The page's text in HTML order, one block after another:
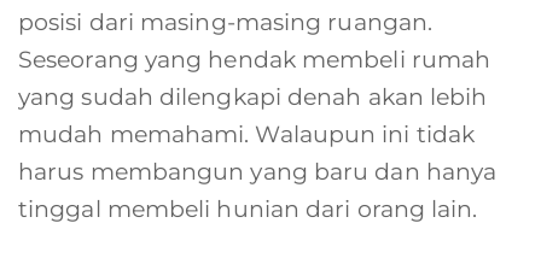
posisi dari masing-masing ruangan.
Seseorang yang hendak membeli rumah
yang sudah dilengkapi denah akan lebih
mudah memahami. Walaupun ini tidak
harus membangun yang baru dan hanya
tinggal membeli hunian dari orang lain.